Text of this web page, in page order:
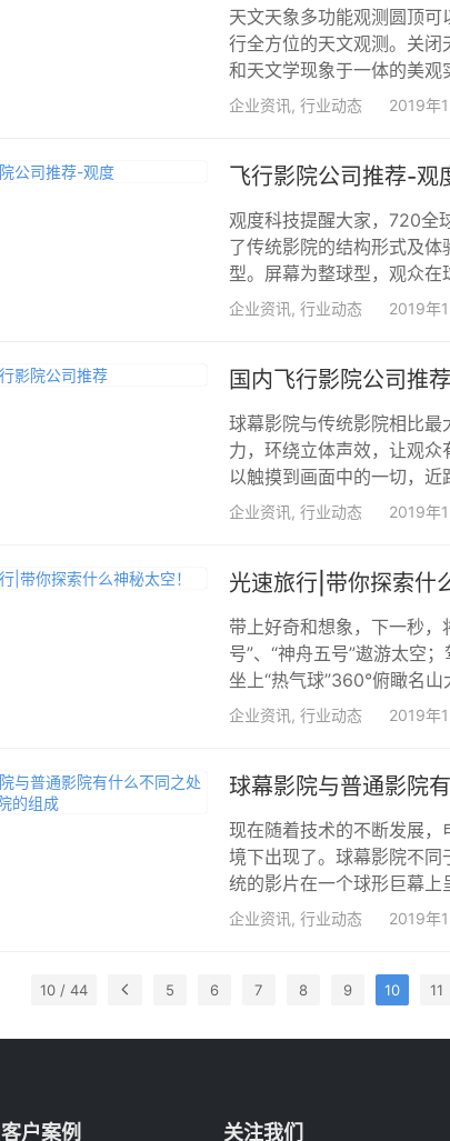
天文天象多功能观测圆顶
行全方位的天文观测。关
和天文学现象于一体的美观
企业资讯 , 行业动态 2019年
飞行影院公司推荐-观
观度科技提醒大家，720全
了传统影院的结构形式及
型。屏幕为整球型，观众
企业资讯 , 行业动态 2019年
国内飞行影院公司推荐
球幕影院与传统影院相比
力，环绕立体声效，让观
以触摸到画面中的一切，
企业资讯 , 行业动态 2019年
光速旅行|带你探索什
带上好奇和想象，下一秒，
号”、“神舟五号”遨游太空
坐上“热气球”360°俯瞰名
企业资讯 , 行业动态 2019年
球幕影院与普通影院
现在随着技术的不断发展
境下出现了。球幕影院不
统的影片在一个球形巨幕上
企业资讯 , 行业动态 2019年
10 / 44 5 6 7 8 9 10 11
客户案例 关注我们